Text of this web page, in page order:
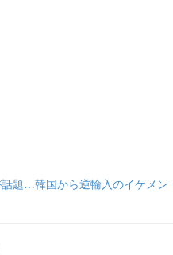
題…韓国から逆輸入のイケメン